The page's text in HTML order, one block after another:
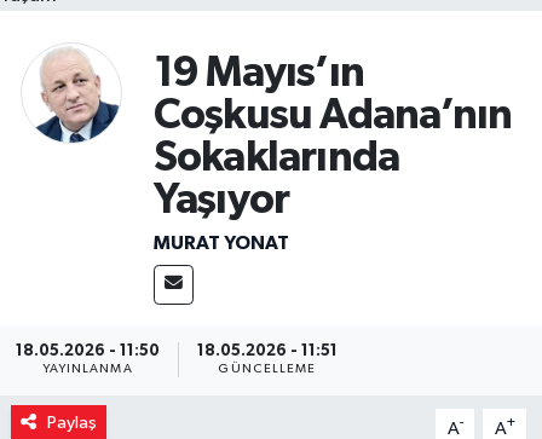
19 Mayıs’ın
Coşkusu Adana’nın
Sokaklarında
Yaşıyor
MURAT YONAT
18.05.2026 - 11:50
YAYINLANMA
18.05.2026 - 11:51
GÜNCELLEME
Paylaş A- A+